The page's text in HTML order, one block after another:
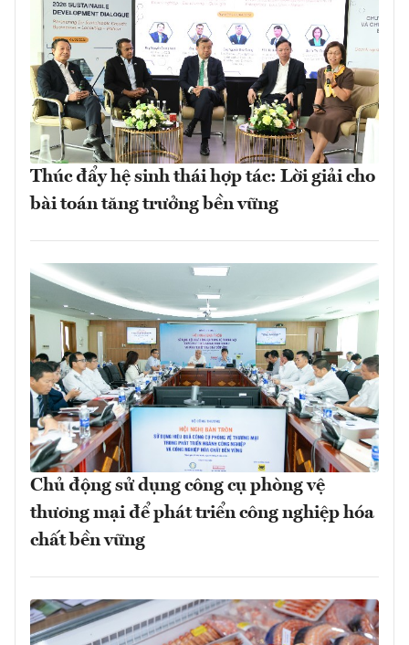
Thúc đẩy hệ sinh thái hợp tác: Lời giải cho
bài toán tăng trưởng bền vững
Chủ động sử dụng công cụ phòng vệ
thương mại để phát triển công nghiệp hóa
chất bền vững